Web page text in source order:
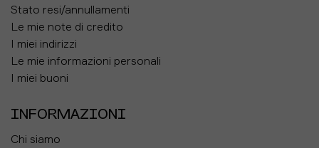
Stato resi/annullamenti
Le mie note di credito
I miei indirizzi
Le mie informazioni personali
I miei buoni
INFORMAZIONI
Chi siamo